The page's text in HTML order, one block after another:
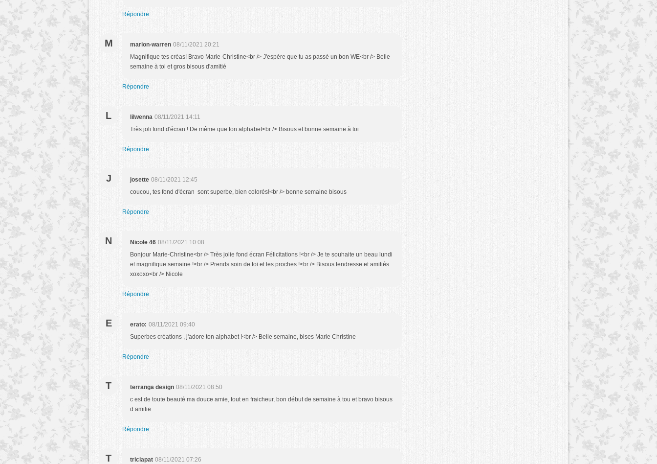
Répondre
M marion-warren 08/11/2021 20:21
Magnifique tes créas! Bravo Marie-Christine<br /> J'espère que tu as passé un bon WE<br /> Belle
semaine à toi et gros bisous d'amitié
Répondre
L lilwenna 08/11/2021 14:11
Très joli fond d'écran ! De même que ton alphabet<br /> Bisous et bonne semaine à toi
Répondre
J josette 08/11/2021 12:45
coucou, tes fond d'écran sont superbe, bien colorés!<br /> bonne semaine bisous
Répondre
N Nicole 46 08/11/2021 10:08
Bonjour Marie-Christine<br /> Très jolie fond écran Félicitations !<br /> Je te souhaite un beau lundi
et magnifique semaine !<br /> Prends soin de toi et tes proches !<br /> Bisous tendresse et amitiés
xoxoxo<br /> Nicole
Répondre
E erato: 08/11/2021 09:40
Superbes créations , j'adore ton alphabet !<br /> Belle semaine, bises Marie Christine
Répondre
T terranga design 08/11/2021 08:50
c est de toute beauté ma douce amie, tout en fraicheur, bon début de semaine à tou et bravo bisous
d amitie
Répondre
T triciapat 08/11/2021 07:26